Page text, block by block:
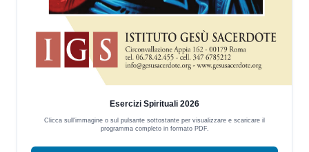
Esercizi Spirituali 2026
Clicca sull'immagine o sul pulsante sottostante per visualizzare e scaricare il
programma completo in formato PDF.